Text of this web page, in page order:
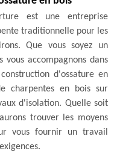
est une entreprise
traditionnelle pour les
Que vous soyez un
accompagnons dans
d'ossature en
charpentes en bois sur
d'isolation. Quelle soit
trouver les moyens
vous fournir un travail